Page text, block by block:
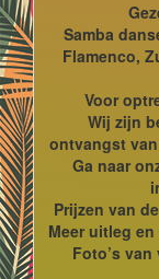
Samba
Flamenco,
Voor
Wij zijn
ontvangst
Ga naar
Prijzen van
Meer uitleg
Foto’s